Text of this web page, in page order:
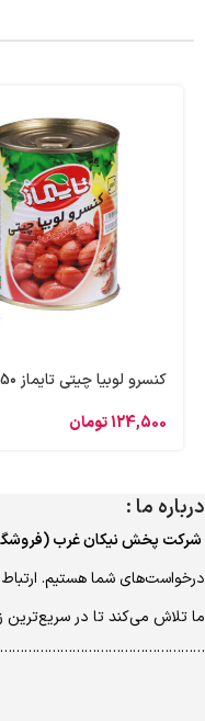
کنسرو لوبیا چیتی تایماز ۳5۰ گرمی
124,500تومان
درباره ما :
شرکت پخش نیکان غرب (فروشگاه
درخواست‌های شما هستیم.
ما تلاش می‌کند تا در